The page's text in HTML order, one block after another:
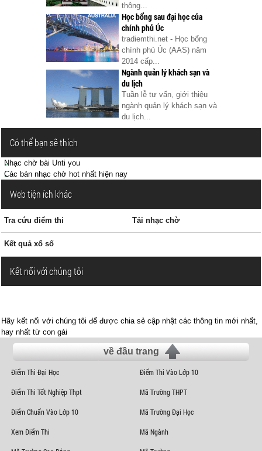
thông...
Học bổng sau đại học của
chính phủ Úc
tradiemthi.net - Học bổng
chính phủ Úc (AAS) năm
2014 cấp...
Ngành quản lý khách sạn và
du lịch
Tuần lễ tư vấn, giới thiệu
ngành quản lý khách sạn và
du lịch...
Có thể bạn sẽ thích
Nhạc chờ bài Unti you
Các bản nhạc chờ hot nhất hiện nay
Web tiện ích khác
Tra cứu điểm thi Tải nhạc chờ
Kết quả xổ số
Kết nối với chúng tôi
Hãy kết nối với chúng tôi để được chia sẻ cập nhật các thông tin mới nhất,
hay nhất từ con gái
về đầu trang
Điểm Thi Đại Học Điểm Thi Vào Lớp 10
Điểm Thi Tốt Nghiệp Thpt Mã Trường THPT
Điểm Chuẩn Vào Lớp 10 Mã Trường Đại Học
Xem Điểm Thi Mã Ngành